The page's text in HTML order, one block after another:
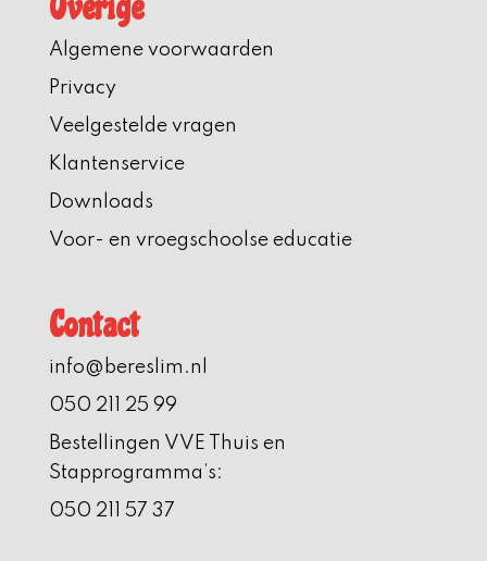
Algemene voorwaarden
Privacy
Veelgestelde vragen
Klantenservice
Downloads
Voor- en vroegschoolse educatie
Contact
info@bereslim.nl
050 211 25 99
Bestellingen VVE Thuis en
Stapprogramma’s:
050 211 57 37